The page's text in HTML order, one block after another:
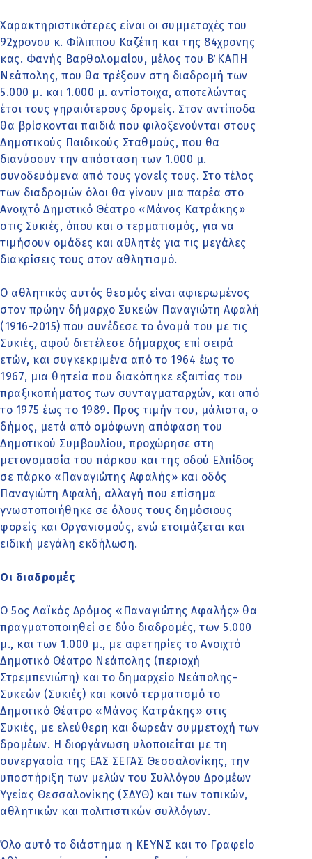
Χαρακτηριστικότερες είναι οι συμμετοχές του
92χρονου κ. Φίλιππου Καζέπη και της 84χρονης
κας. Φανής Βαρθολομαίου, μέλος του Β΄ ΚΑΠΗ
Νεάπολης, που θα τρέξουν στη διαδρομή των
5.000 μ. και 1.000 μ. αντίστοιχα, αποτελώντας
έτσι τους γηραιότερους δρομείς. Στον αντίποδα
θα βρίσκονται παιδιά που φιλοξενούνται στους
Δημοτικούς Παιδικούς Σταθμούς, που θα
διανύσουν την απόσταση των 1.000 μ.
συνοδευόμενα από τους γονείς τους. Στο τέλος
των διαδρομών όλοι θα γίνουν μια παρέα στο
Ανοιχτό Δημοτικό Θέατρο «Μάνος Κατράκης»
στις Συκιές, όπου και ο τερματισμός, για να
τιμήσουν ομάδες και αθλητές για τις μεγάλες
διακρίσεις τους στον αθλητισμό.
Ο αθλητικός αυτός θεσμός είναι αφιερωμένος
στον πρώην δήμαρχο Συκεών Παναγιώτη Αφαλή
(1916-2015) που συνέδεσε το όνομά του με τις
Συκιές, αφού διετέλεσε δήμαρχος επί σειρά
ετών, και συγκεκριμένα από το 1964 έως το
1967, μια θητεία που διακόπηκε εξαιτίας του
πραξικοπήματος των συνταγματαρχών, και από
το 1975 έως το 1989. Προς τιμήν του, μάλιστα, ο
δήμος, μετά από ομόφωνη απόφαση του
Δημοτικού Συμβουλίου, προχώρησε στη
μετονομασία του πάρκου και της οδού Ελπίδος
σε πάρκο «Παναγιώτης Αφαλής» και οδός
Παναγιώτη Αφαλή, αλλαγή που επίσημα
γνωστοποιήθηκε σε όλους τους δημόσιους
φορείς και Οργανισμούς, ενώ ετοιμάζεται και
ειδική μεγάλη εκδήλωση.
Οι διαδρομές
Ο 5ος Λαϊκός Δρόμος «Παναγιώτης Αφαλής» θα
πραγματοποιηθεί σε δύο διαδρομές, των 5.000
μ., και των 1.000 μ., με αφετηρίες το Ανοιχτό
Δημοτικό Θέατρο Νεάπολης (περιοχή
Στρεμπενιώτη) και το δημαρχείο Νεάπολης-
Συκεών (Συκιές) και κοινό τερματισμό το
Δημοτικό Θέατρο «Μάνος Κατράκης» στις
Συκιές, με ελεύθερη και δωρεάν συμμετοχή των
δρομέων. Η διοργάνωση υλοποιείται με τη
συνεργασία της ΕΑΣ ΣΕΓΑΣ Θεσσαλονίκης, την
υποστήριξη των μελών του Συλλόγου Δρομέων
Υγείας Θεσσαλονίκης (ΣΔΥΘ) και των τοπικών,
αθλητικών και πολιτιστικών συλλόγων.
Όλο αυτό το διάστημα η ΚΕΥΝΣ και το Γραφείο